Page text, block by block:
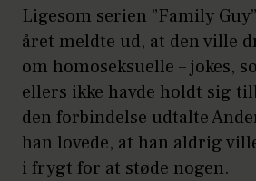
Ligesom serien ”Family
året meldte ud, at den ville
om homoseksuelle – jokes,
ellers ikke havde holdt sig
den forbindelse udtalte
han lovede, at han aldrig
i frygt for at støde nogen.